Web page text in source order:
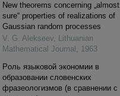
New theorems concerning „almost
sure“ properties of realizations of
Gaussian random processes
V. G. Alekseev, Lithuanian
Mathematical Journal , 1963
Pоль языковой экономии в
образовании словенских
фразеологизмов (в сравнении с